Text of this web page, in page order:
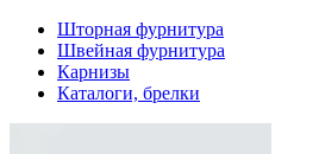
Шторная фурнитура
Швейная фурнитура
Карнизы
Каталоги, брелки